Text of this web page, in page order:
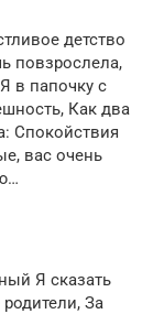
детство
повзрослела,
в папочку с
Как два
Спокойствия
вас очень
Я сказать
За